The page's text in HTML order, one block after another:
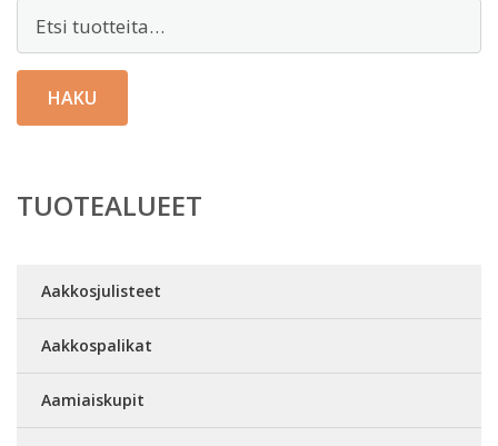
HAKU
TUOTEALUEET
Aakkosjulisteet
Aakkospalikat
Aamiaiskupit